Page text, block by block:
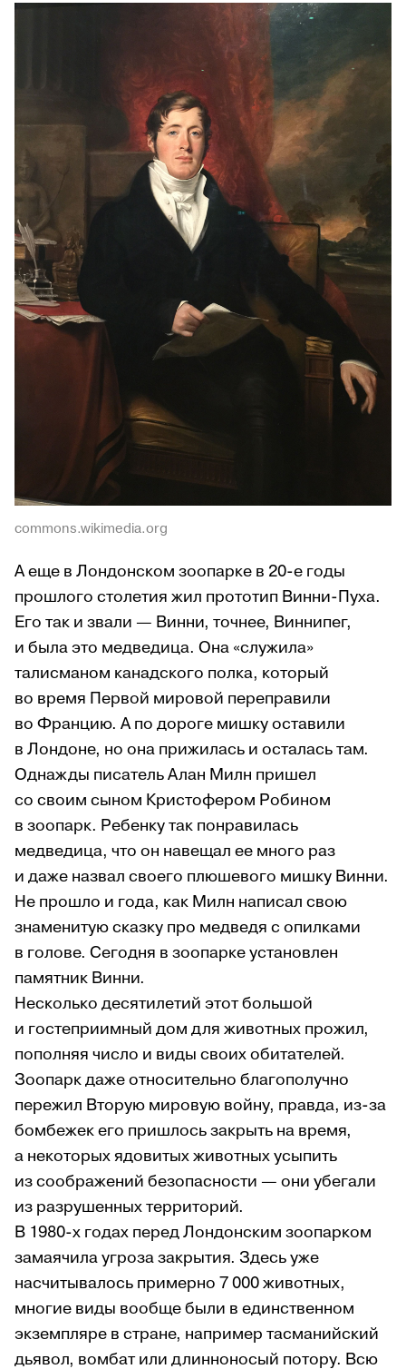
commons.wikimedia.org
А еще в Лондонском зоопарке в 20-е годы
прошлого столетия жил прототип Винни-Пуха.
Его так и звали — Винни, точнее, Виннипег,
и была это медведица. Она «служила»
талисманом канадского полка, который
во время Первой мировой переправили
во Францию. А по дороге мишку оставили
в Лондоне, но она прижилась и осталась там.
Однажды писатель Алан Милн пришел
со своим сыном Кристофером Робином
в зоопарк. Ребенку так понравилась
медведица, что он навещал ее много раз
и даже назвал своего плюшевого мишку Винни.
Не прошло и года, как Милн написал свою
знаменитую сказку про медведя с опилками
в голове. Сегодня в зоопарке установлен
памятник Винни.
Несколько десятилетий этот большой
и гостеприимный дом для животных прожил,
пополняя число и виды своих обитателей.
Зоопарк даже относительно благополучно
пережил Вторую мировую войну, правда, из-за
бомбежек его пришлось закрыть на время,
а некоторых ядовитых животных усыпить
из соображений безопасности — они убегали
из разрушенных территорий.
В 1980-х годах перед Лондонским зоопарком
замаячила угроза закрытия. Здесь уже
насчитывалось примерно 7 000 животных,
многие виды вообще были в единственном
экземпляре в стране, например тасманийский
дьявол, вомбат или длинноносый потору. Всю